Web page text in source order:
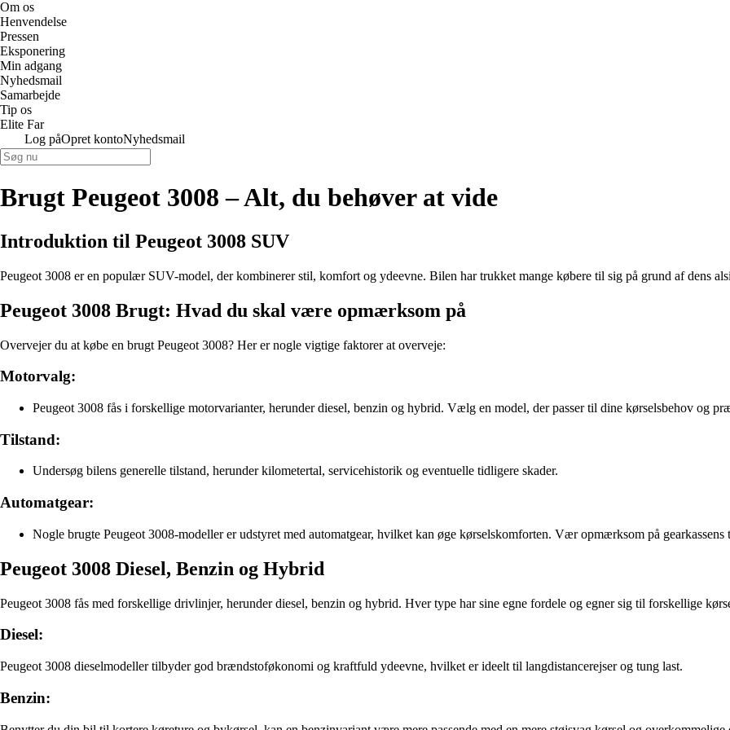
Om os
Henvendelse
Pressen
Eksponering
Min adgang
Nyhedsmail
Samarbejde
Tip os
Elite Far
Log påOpret kontoNyhedsmail
Brugt Peugeot 3008 – Alt, du behøver at vide
Introduktion til Peugeot 3008 SUV
Peugeot 3008 er en populær SUV-model, der kombinerer stil, komfort og ydeevne. Bilen har trukket mange købere til sig på grund af dens
Peugeot 3008 Brugt: Hvad du skal være opmærksom på
Overvejer du at købe en brugt Peugeot 3008? Her er nogle vigtige faktorer at overveje:
Motorvalg:
Peugeot 3008 fås i forskellige motorvarianter, herunder diesel, benzin og hybrid. Vælg en model, der passer til dine kørselsbehov og
Tilstand:
Undersøg bilens generelle tilstand, herunder kilometertal, servicehistorik og eventuelle tidligere skader.
Automatgear:
Nogle brugte Peugeot 3008-modeller er udstyret med automatgear, hvilket kan øge kørselskomforten. Vær opmærksom på gearkassens
Peugeot 3008 Diesel, Benzin og Hybrid
Peugeot 3008 fås med forskellige drivlinjer, herunder diesel, benzin og hybrid. Hver type har sine egne fordele og egner sig til forskellige
Diesel:
Peugeot 3008 dieselmodeller tilbyder god brændstoføkonomi og kraftfuld ydeevne, hvilket er ideelt til langdistancerejser og tung last.
Benzin: